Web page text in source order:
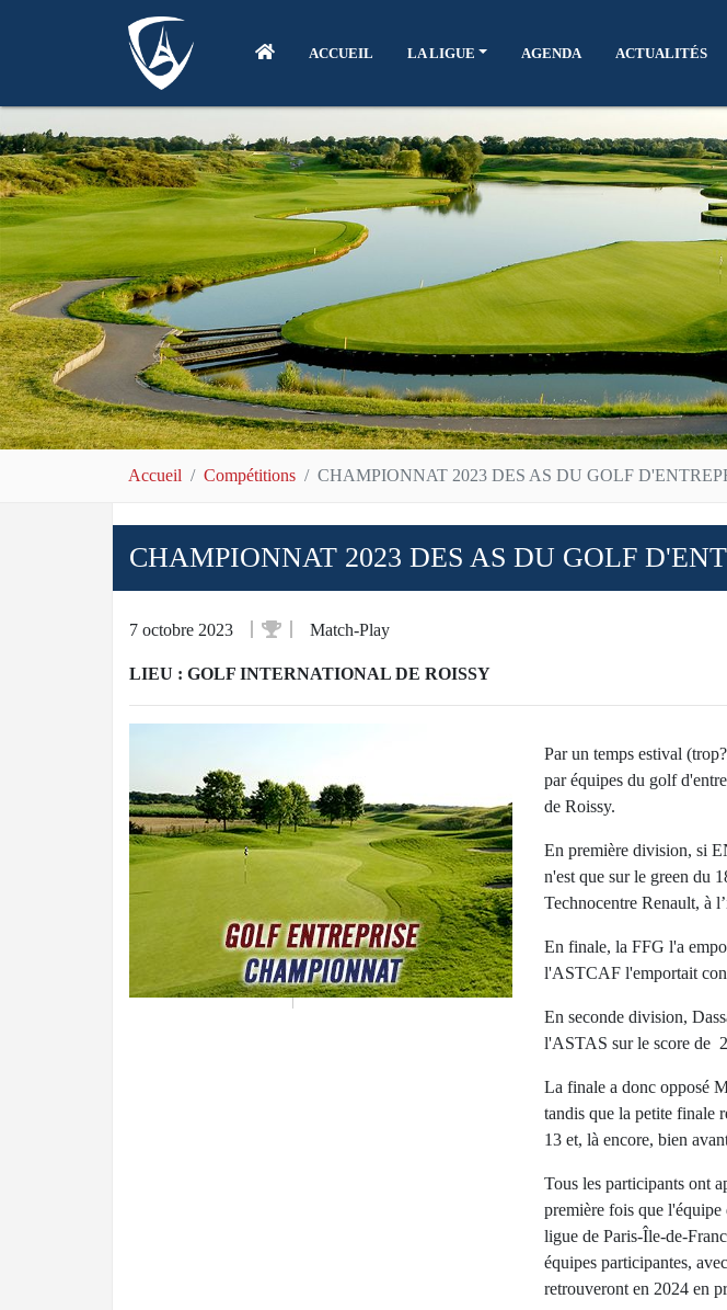
ACCUEIL LA LIGUE AGENDA ACTUALITÉS
Accueil Compétitions CHAMPIONNAT 2023 DES AS DU GOLF
CHAMPIONNAT 2023 DES AS DU GOLF
7 octobre 2023 Match-Play
LIEU : GOLF INTERNATIONAL DE ROISSY
Par un temps estival
par équipes du golf
de Roissy.
En première division, si
n'est que sur le green du
Technocentre Renault, à
En finale, la FFG l'a
l'ASTCAF l'emportait
En seconde division,
l'ASTAS sur le score de
La finale a donc opposé
tandis que la petite finale
13 et, là encore, bien
Tous les participants ont
première fois que l'équipe
ligue de Paris-Île-de-
équipes participantes,
retrouveront en 2024 en